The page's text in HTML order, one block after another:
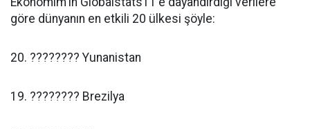
göre dünyanın en etkili 20 ülkesi şöyle:
20. ???????? Yunanistan
19. ???????? Brezilya